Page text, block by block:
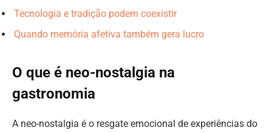
Tecnologia e tradição podem coexistir
Quando memória afetiva também gera lucro
O que é neo-nostalgia na
gastronomia
A neo-nostalgia é o resgate emocional de experiências do